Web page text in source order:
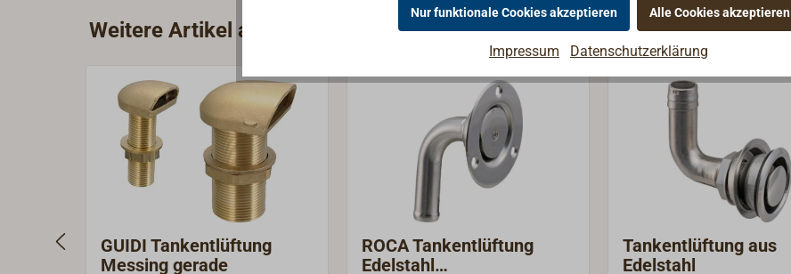
Weitere Artikel aus der Kategorie Tankentlüftung
GUIDI Tankentlüftung
Messing gerade
ROCA Tankentlüftung
Edelstahl
Tankentlüftung aus
Edelstahl
Nur funktionale Cookies akzeptieren Alle Cookies akzeptieren
Impressum Datenschutzerklärung